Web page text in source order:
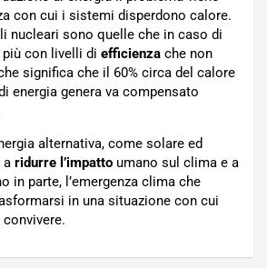
con cui i sistemi disperdono calore.
nucleari sono quelle che in caso di
con livelli di efficienza che non
significa che il 60% circa del calore
energia genera va compensato
alternativa, come solare ed
a ridurre l’impatto umano sul clima e a
in parte, l’emergenza clima che
in una situazione con cui